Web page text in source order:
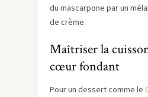
du mascarpone par un
de crème.
Maîtriser la
cœur fondant
Pour un dessert comme le